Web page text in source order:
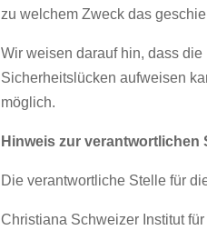
zu welchem Zweck das
Wir weisen darauf hin, dass
Sicherheitslücken aufweisen
möglich.
Hinweis zur verantwortlichen
Die verantwortliche Stelle für
Christiana Schweizer Institut